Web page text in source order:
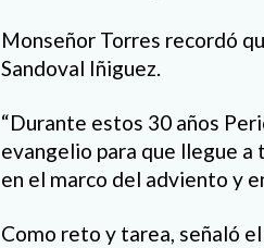
Monseñor Torres recordó
Sandoval Iñiguez.
“Durante estos 30 años
evangelio para que llegue a
en el marco del adviento y
Como reto y tarea, señaló